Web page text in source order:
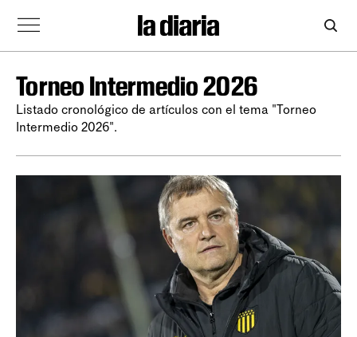
Torneo Intermedio 2026
Listado cronológico de artículos con el tema "Torneo
Intermedio 2026".